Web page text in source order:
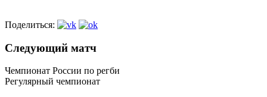
Поделиться:
Следующий матч
Чемпионат России по регби
Регулярный чемпионат